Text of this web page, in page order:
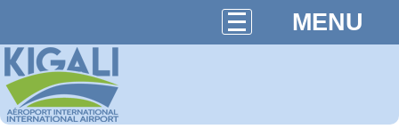
MENU